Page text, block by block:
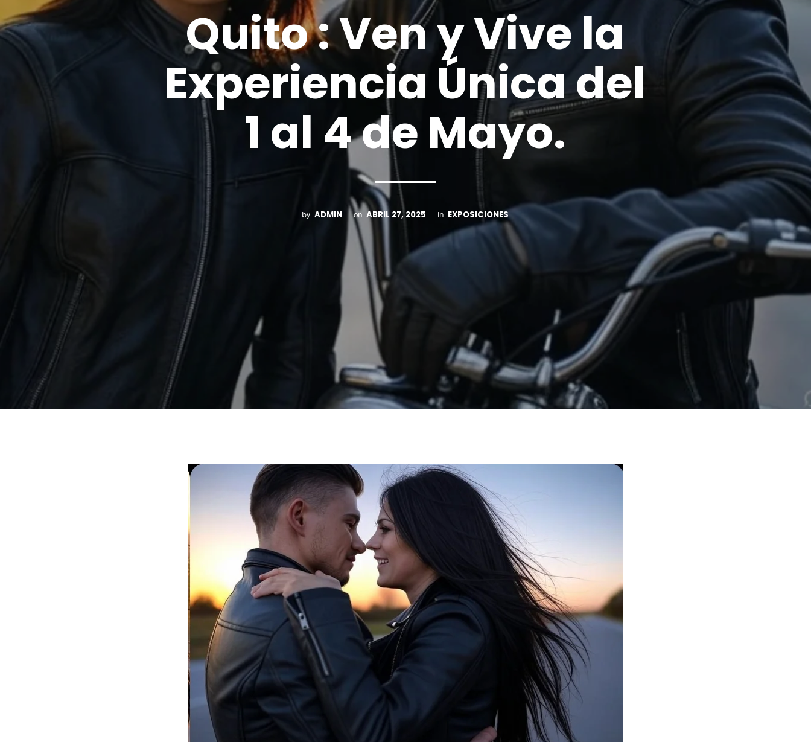
Quito : Ven y Vive la
Experiencia Única del
1 al 4 de Mayo.
by ADMIN on ABRIL 27, 2025 in EXPOSICIONES